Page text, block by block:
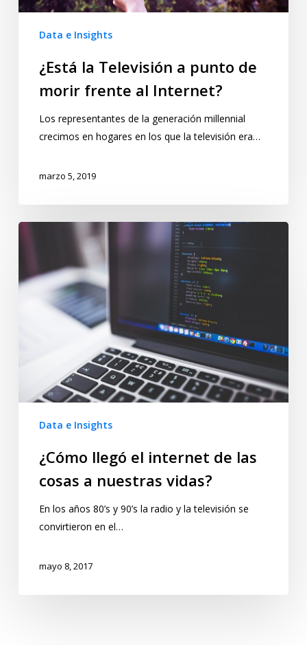
Data e Insights
¿Está la Televisión a punto de
morir frente al Internet?
Los representantes de la generación millennial
crecimos en hogares en los que la televisión era…
marzo 5, 2019
Data e Insights
¿Cómo llegó el internet de las
cosas a nuestras vidas?
En los años 80’s y 90’s la radio y la televisión se
convirtieron en el…
mayo 8, 2017